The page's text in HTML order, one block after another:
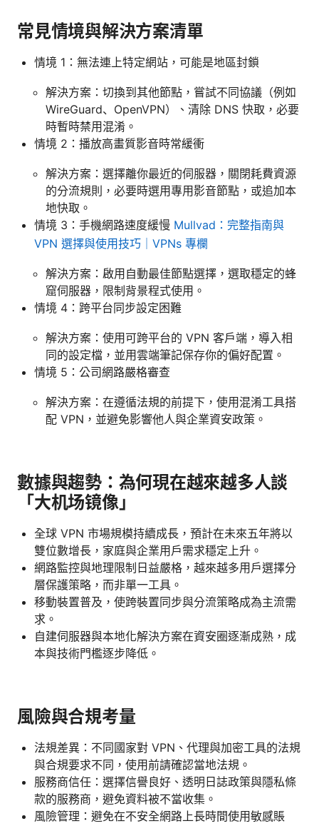
常見情境與解決方案清單
情境 1：無法連上特定網站，可能是地區封鎖
解決方案：切換到其他節點，嘗試不同協議（例如
WireGuard、OpenVPN）、清除 DNS 快取，必要
時暫時禁用混淆。
情境 2：播放高畫質影音時常緩衝
解決方案：選擇離你最近的伺服器，關閉耗費資源
的分流規則，必要時選用專用影音節點，或追加本
地快取。
情境 3：手機網路速度緩慢 Mullvad：完整指南與
VPN 選擇與使用技巧｜VPNs 專欄
解決方案：啟用自動最佳節點選擇，選取穩定的蜂
窟伺服器，限制背景程式使用。
情境 4：跨平台同步設定困難
解決方案：使用可跨平台的 VPN 客戶端，導入相
同的設定檔，並用雲端筆記保存你的偏好配置。
情境 5：公司網路嚴格審查
解決方案：在遵循法規的前提下，使用混淆工具搭
配 VPN，並避免影響他人與企業資安政策。
數據與趨勢：為何現在越來越多人談
「大机场镜像」
全球 VPN 市場規模持續成長，預計在未來五年將以
雙位數增長，家庭與企業用戶需求穩定上升。
網路監控與地理限制日益嚴格，越來越多用戶選擇分
層保護策略，而非單一工具。
移動裝置普及，使跨裝置同步與分流策略成為主流需
求。
自建伺服器與本地化解決方案在資安圈逐漸成熟，成
本與技術門檻逐步降低。
風險與合規考量
法規差異：不同國家對 VPN、代理與加密工具的法規
與合規要求不同，使用前請確認當地法規。
服務商信任：選擇信譽良好、透明日誌政策與隱私條
款的服務商，避免資料被不當收集。
風險管理：避免在不安全網路上長時間使用敏感賬